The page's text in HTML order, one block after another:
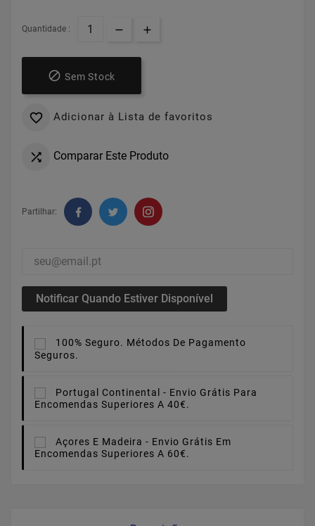
Quantidade :
 Sem Stock
 Adicionar à Lista de favoritos
 Comparar Este Produto
Partilhar:
Notificar Quando Estiver Disponível
100% Seguro. Métodos De Pagamento
Seguros.
Portugal Continental - Envio Grátis Para
Encomendas Superiores A 40€.
Açores E Madeira - Envio Grátis Em
Encomendas Superiores A 60€.